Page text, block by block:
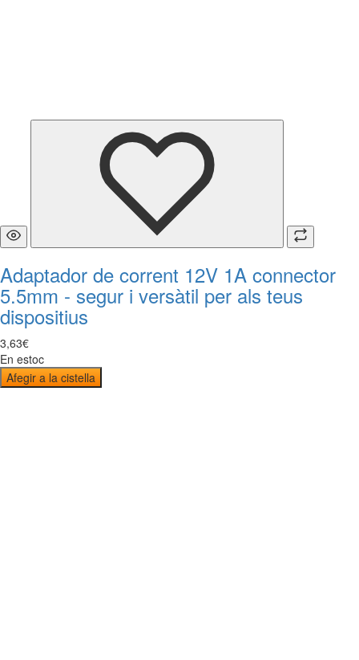
Adaptador de corrent 12V 1A connector
5.5mm - segur i versàtil per als teus
dispositius
3,63€
En estoc
Afegir a la cistella